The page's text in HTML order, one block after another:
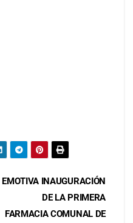
EMOTIVA INAUGURACIÓN
DE LA PRIMERA
FARMACIA COMUNAL DE